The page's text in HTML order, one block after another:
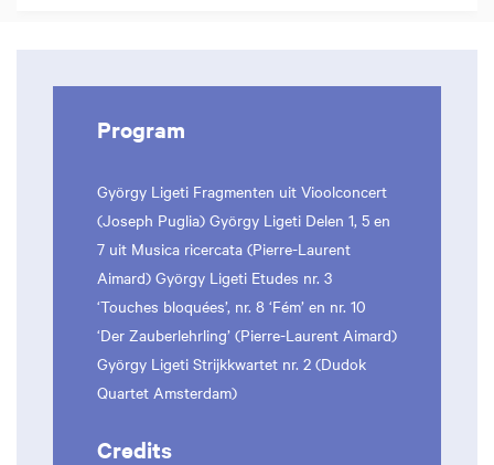
Program
György Ligeti Fragmenten uit Vioolconcert
(Joseph Puglia) György Ligeti Delen 1, 5 en
7 uit Musica ricercata (Pierre-Laurent
Aimard) György Ligeti Etudes nr. 3
‘Touches bloquées’, nr. 8 ‘Fém’ en nr. 10
‘Der Zauberlehrling’ (Pierre-Laurent Aimard)
György Ligeti Strijkkwartet nr. 2 (Dudok
Quartet Amsterdam)
Credits